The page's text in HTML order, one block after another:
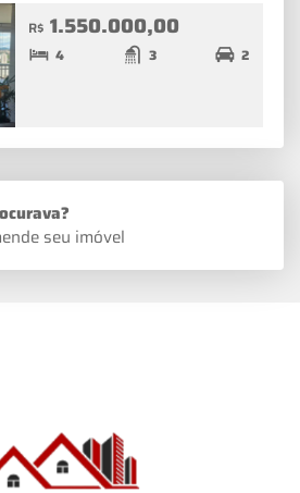
R$ 1.550.000,00
4 3 2
seu imóvel